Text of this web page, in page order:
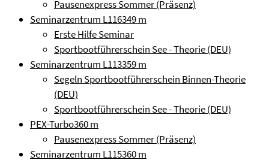
Pausenexpress Sommer (Präsenz)
Seminarzentrum L116349 m
Erste Hilfe Seminar
Sportbootführerschein See - Theorie (DEU)
Seminarzentrum L113359 m
Segeln Sportbootführerschein Binnen-Theorie
(DEU)
Sportbootführerschein See - Theorie (DEU)
PEX-Turbo360 m
Pausenexpress Sommer (Präsenz)
Seminarzentrum L115360 m